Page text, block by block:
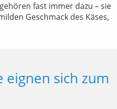
fast immer dazu – sie
Geschmack des Käses,
eignen sich zum